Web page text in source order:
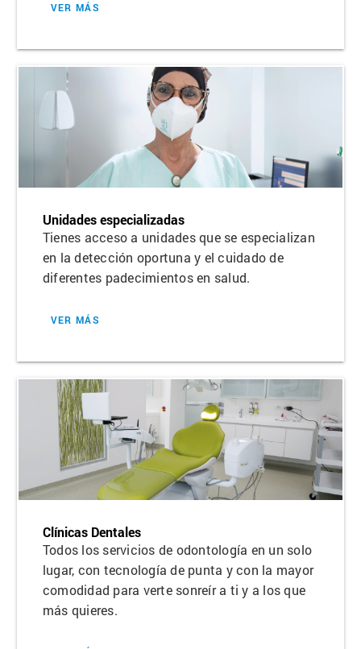
VER MÁS
Unidades especializadas
Tienes acceso a unidades que se especializan
en la detección oportuna y el cuidado de
diferentes padecimientos en salud.
VER MÁS
Clínicas Dentales
Todos los servicios de odontología en un solo
lugar, con tecnología de punta y con la mayor
comodidad para verte sonreír a ti y a los que
más quieres.